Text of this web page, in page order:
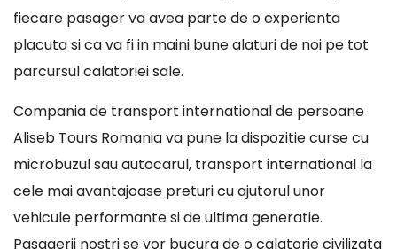
fiecare pasager va avea parte de o experienta
placuta si ca va fi in maini bune alaturi de noi pe tot
parcursul calatoriei sale.
Compania de transport international de persoane
Aliseb Tours Romania va pune la dispozitie curse cu
microbuzul sau autocarul, transport international la
cele mai avantajoase preturi cu ajutorul unor
vehicule performante si de ultima generatie.
Pasagerii nostri se vor bucura de o calatorie civilizata